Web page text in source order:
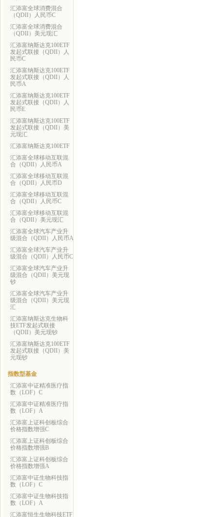
汇添富全球消费混合
（QDII）人民币C
汇添富全球消费混合
（QDII）美元现汇
汇添富纳斯达克100ETF
发起式联接（QDII）人
民币C
汇添富纳斯达克100ETF
发起式联接（QDII）人
民币A
汇添富纳斯达克100ETF
发起式联接（QDII）人
民币E
汇添富纳斯达克100ETF
发起式联接（QDII）美
元现汇
汇添富纳斯达克100ETF
汇添富全球移动互联混
合（QDII）人民币A
汇添富全球移动互联混
合（QDII）人民币D
汇添富全球移动互联混
合（QDII）人民币C
汇添富全球移动互联混
合（QDII）美元现汇
汇添富全球汽车产业升
级混合（QDII）人民币A
汇添富全球汽车产业升
级混合（QDII）人民币C
汇添富全球汽车产业升
级混合（QDII）美元现
钞
汇添富全球汽车产业升
级混合（QDII）美元现
汇
汇添富纳斯达克生物科
技ETF发起式联接
（QDII）美元现钞
汇添富纳斯达克100ETF
发起式联接（QDII）美
元现钞
指数型基金
汇添富中证精准医疗指
数（LOF）C
汇添富中证精准医疗指
数（LOF）A
汇添富上证科创板综合
价格指数增强C
汇添富上证科创板综合
价格指数增强B
汇添富上证科创板综合
价格指数增强A
汇添富中证生物科技指
数（LOF）C
汇添富中证生物科技指
数（LOF）A
汇添富恒生生物科技ETF